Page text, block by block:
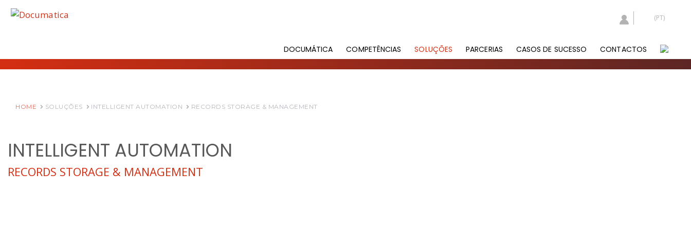
DOCUMÁTICA COMPETÊNCIAS SOLUÇÕES PARCERIAS CASOS DE SUCESSO CONTACTOS
HOME SOLUÇÕES INTELLIGENT AUTOMATION RECORDS STORAGE & MANAGEMENT
INTELLIGENT AUTOMATION
RECORDS STORAGE & MANAGEMENT